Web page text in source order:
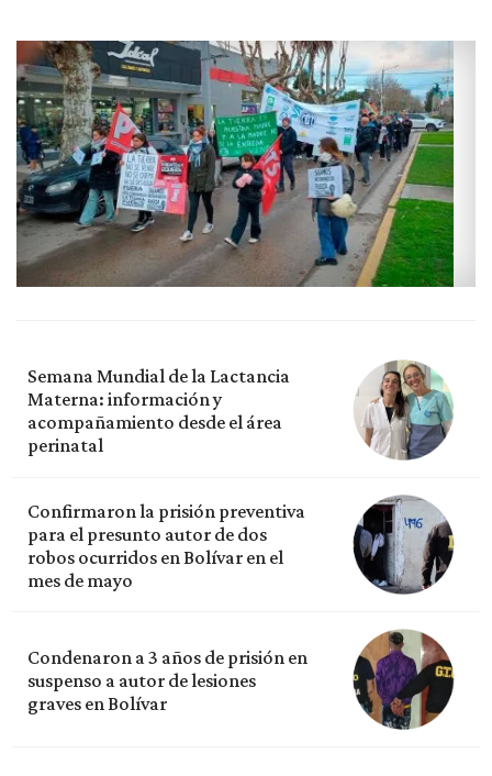
Semana Mundial de la Lactancia
Materna: información y
acompañamiento desde el área
perinatal
Confirmaron la prisión preventiva
para el presunto autor de dos
robos ocurridos en Bolívar en el
mes de mayo
Condenaron a 3 años de prisión en
suspenso a autor de lesiones
graves en Bolívar